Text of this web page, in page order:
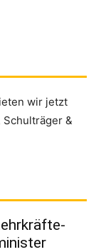
wir jetzt
&